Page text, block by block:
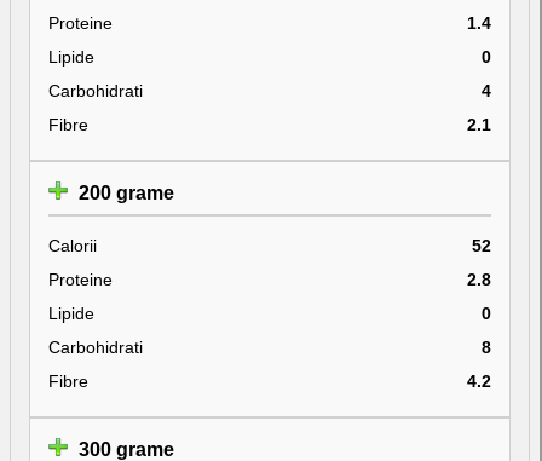
Proteine
1.4
Lipide
0
Carbohidrati
4
Fibre
2.1
200 grame
Calorii
52
Proteine
2.8
Lipide
0
Carbohidrati
8
Fibre
4.2
300 grame